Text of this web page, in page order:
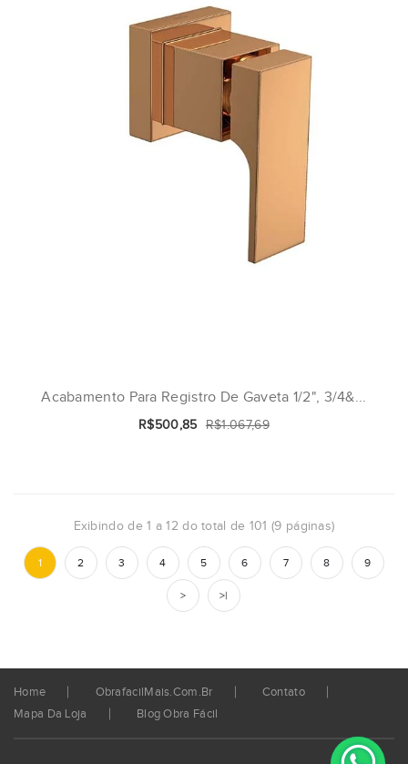
Acabamento Para Registro De Gaveta 1/2", 3/4&...
R$500,85 R$1.067,69
Exibindo de 1 a 12 do total de 101 (9 páginas)
1 2 3 4 5 6 7 8 9
> >|
Home ObrafacilMais.com.br
Contato
Mapa Da Loja
Blog Obra Fácil